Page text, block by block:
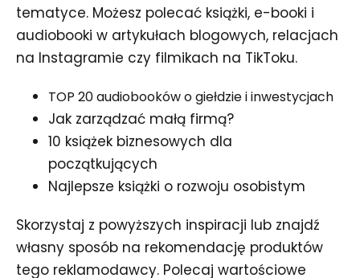
tematyce. Możesz polecać książki, e-booki i
audiobooki w artykułach blogowych, relacjach
na Instagramie czy filmikach na TikToku.
TOP 20 audiobooków o giełdzie i inwestycjach
Jak zarządzać małą firmą?
10 książek biznesowych dla
początkujących
Najlepsze książki o rozwoju osobistym
Skorzystaj z powyższych inspiracji lub znajdź
własny sposób na rekomendację produktów
tego reklamodawcy. Polecaj wartościowe